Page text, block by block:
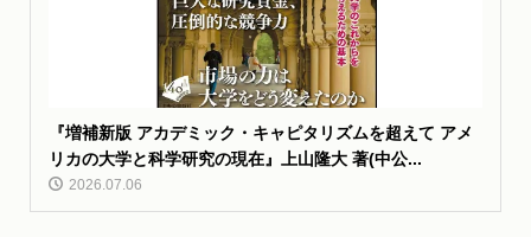
『増補新版 アカデミック・キャピタリズムを超えて アメ
リカの大学と科学研究の現在』上山隆大 著(中公...
2026.07.06